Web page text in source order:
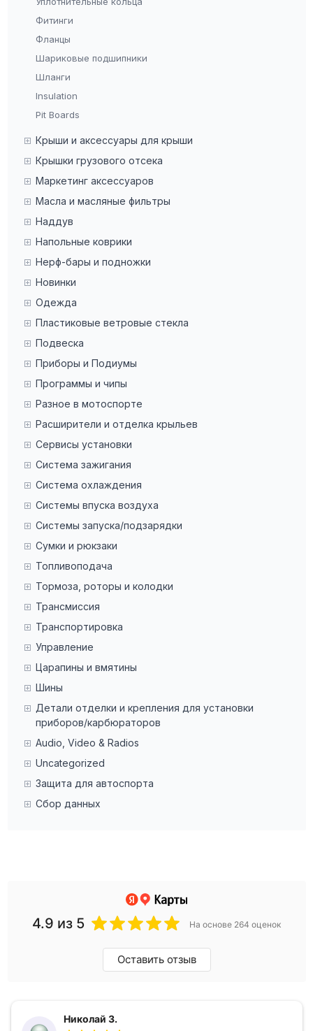
Фитинги
Фланцы
Шариковые подшипники
Шланги
Insulation
Pit Boards
Крыши и аксессуары для крыши
Крышки грузового отсека
Маркетинг аксессуаров
Масла и масляные фильтры
Наддув
Напольные коврики
Нерф-бары и подножки
Новинки
Одежда
Пластиковые ветровые стекла
Подвеска
Приборы и Подиумы
Программы и чипы
Разное в мотоспорте
Расширители и отделка крыльев
Сервисы установки
Система зажигания
Система охлаждения
Системы впуска воздуха
Системы запуска/подзарядки
Сумки и рюкзаки
Топливоподача
Тормоза, роторы и колодки
Трансмиссия
Транспортировка
Управление
Царапины и вмятины
Шины
Детали отделки и крепления для установки
приборов/карбюраторов
Audio, Video & Radios
Uncategorized
Защита для автоспорта
Сбор данных
4.9 из 5 На основе 264 оценок
Оставить отзыв
Николай З.